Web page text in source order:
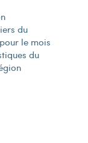
du
le mois
du